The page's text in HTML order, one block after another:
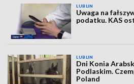
LUBLIN
Uwaga na
podatku. KAS
LUBLIN
Dni Konia
Podlaskim.
Poland